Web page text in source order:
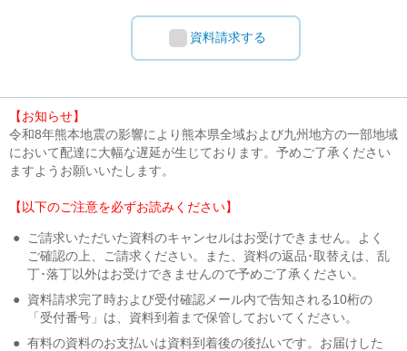
資料請求する
【お知らせ】
令和8年熊本地震の影響により熊本県全域および九州地方の一部地域
において配達に大幅な遅延が生じております。予めご了承ください
ますようお願いいたします。
【以下のご注意を必ずお読みください】
●
ご請求いただいた資料のキャンセルはお受けできません。よく
ご確認の上、ご請求ください。また、資料の返品･取替えは、乱
丁･落丁以外はお受けできませんので予めご了承ください。
● 資料請求完了時および受付確認メール内で告知される10桁の
「受付番号」は、資料到着まで保管しておいてください。
● 有料の資料のお支払いは資料到着後の後払いです。お届けした